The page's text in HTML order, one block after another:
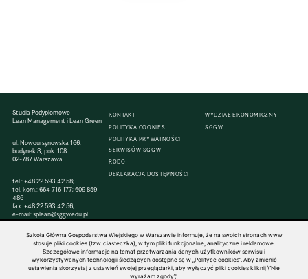
Studia Podyplomowe
Lean Management i Lean Green
ul. Nowoursynowska 166,
budynek 3, pok. 108
02-787 Warszawa
tel.:+48 22 593 42 58;
tel. kom.:664 716 177;609 859
486
fax:+48 22 593 42 56;
e-mail:splean@sggw.edu.pl
KONTAKT
POLITYKA COOKIES
POLITYKA PRYWATNOŚCI
SERWISÓW SGGW
RODO
DEKLARACJA DOSTĘPNOŚCI
WYDZIAŁ EKONOMICZNY
SGGW
© 1816–2026 SGGW — ALL RIGHTS RESERVED
Szkoła Główna Gospodarstwa Wiejskiego w Warszawie informuje, że na swoich stronach www
stosuje pliki cookies (tzw. ciasteczka), w tym pliki funkcjonalne, analityczne i reklamowe.
Szczegółowe informacje na temat przetwarzania danych użytkowników serwisu i
wykorzystywanych technologii śledzących dostępne są w „Polityce cookies”. Aby zmienić
ustawienia skorzystaj z ustawień swojej przeglądarki, aby wyłączyć pliki cookies kliknij \"Nie
wyrażam zgody\".